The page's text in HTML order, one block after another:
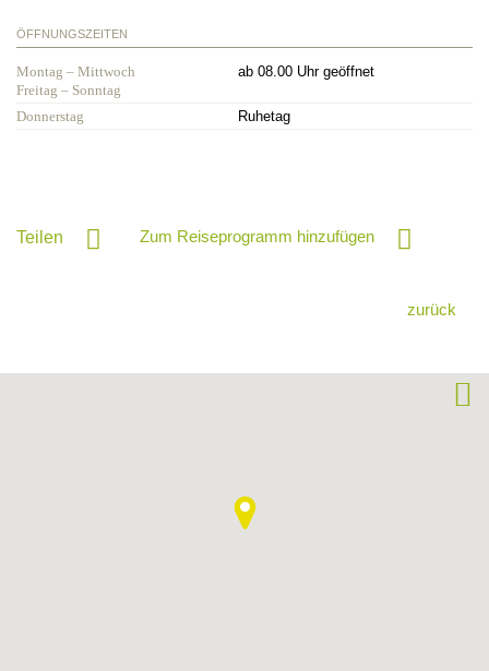
ÖFFNUNGSZEITEN
Montag – Mittwoch
Freitag – Sonntag
ab 08.00 Uhr geöffnet
Donnerstag Ruhetag
Teilen Zum Reiseprogramm hinzufügen
zurück